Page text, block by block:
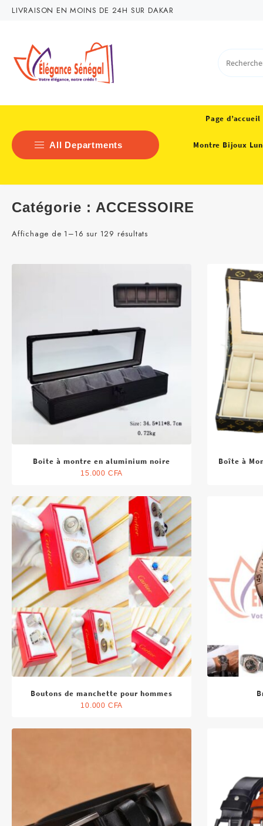
SkipLIVRAISON EN MOINS DE 24H SUR DAKAR
All Departments
Bagagerie – Maroquinerie
Chaussure Femme
MEUBLE DECO
Montre homme
MONTRES CARTIER
Sandales homme
Vêtements
Page d’accueil
Montre Bijoux
Catégorie : ACCESSOIRE
Affichage de 1–16 sur 129 résultats
Boite à montre en aluminium noire
15.000 CFA
Boîte à
Boutons de manchette pour hommes
10.000 CFA